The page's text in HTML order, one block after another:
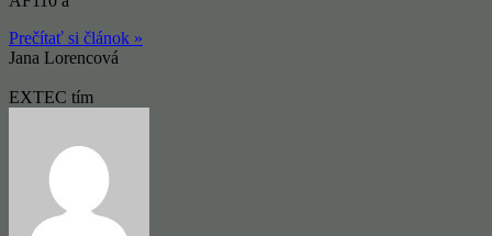
Prečítať si článok »
Jana Lorencová
EXTEC tím